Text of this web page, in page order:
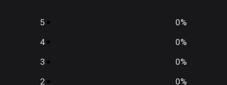
5 0%
4
0%
3
0%
2
0%